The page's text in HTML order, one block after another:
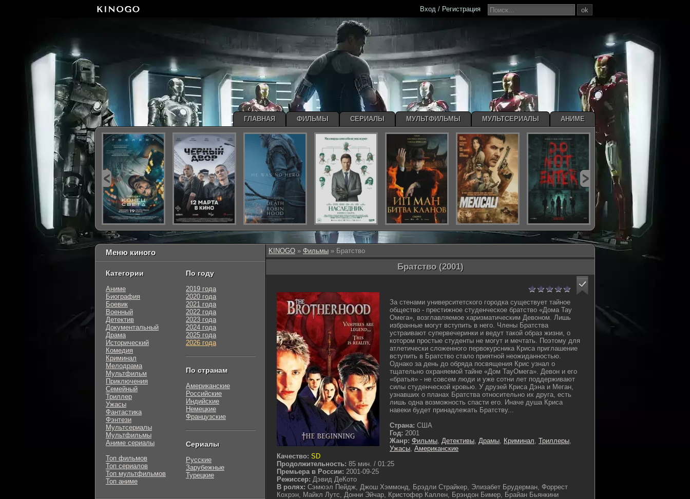
KINOGO » Фильмы » Братство
Братство (2001)
За стенами университетского городка существует тайное
общество - престижное студенческое братство «Дома Тау
Омега», возглавляемое харизматическим Девоном. Лишь
избранные могут вступить в него. Члены Братства
устраивают супервечеринки и ведут такой образ жизни, о
котором простые студенты не могут и мечтать. Поэтому для
атлетически сложенного первокурсника Криса приглашение
вступить в Братство стало приятной неожиданностью.
Однако за день до обряда посвящения Крис узнал о
тщательно охраняемой тайне «Дом ТауОмега». Девон и его
«братья» - не совсем люди и уже сотни лет поддерживают
силы студенческой кровью. У друзей Криса Дэна и Меган,
узнавших о планах Братства относительно их друга, есть
лишь одна возможность спасти его. Иначе душа Криса
навеки будет принадлежать Братству...
Страна: США
Год: 2001
Жанр: Фильмы, Детективы, Драмы, Криминал, Триллеры,
Ужасы, Американские
Качество: SD
Продолжительность: 85 мин. / 01:25
Премьера в России: 2001-09-25
Режиссер: Дэвид ДеКото
В ролях: Сэмюэл Пейдж, Джош Хэммонд, Брэдли Страйкер, Элизабет Брудерман, Форрест
Кохрэн, Майкл Лутс, Донни Эйчар, Кристофер Каллен, Брэндон Бимер, Брайан Бьянкини
Меню киного
Категории
Аниме
Биография
Боевик
Военный
Детектив
Документальный
Драма
Исторический
Комедия
Криминал
Мелодрама
Мультфильм
Приключения
Семейный
Триллер
Ужасы
Фантастика
Фэнтези
Мультсериалы
Мультфильмы
Аниме сериалы
Топ фильмов
Топ сериалов
Топ мультфильмов
Топ аниме
По году
2019 года
2020 года
2021 года
2022 года
2023 года
2024 года
2025 года
2026 года
По странам
Американские
Российские
Индийские
Немецкие
Французские
Сериалы
Русские
Зарубежные
Турецкие
ok
Вход / Регистрация
ГЛАВНАЯ ФИЛЬМЫ СЕРИАЛЫ МУЛЬТФИЛЬМЫ МУЛЬТСЕРИАЛЫ АНИМЕ